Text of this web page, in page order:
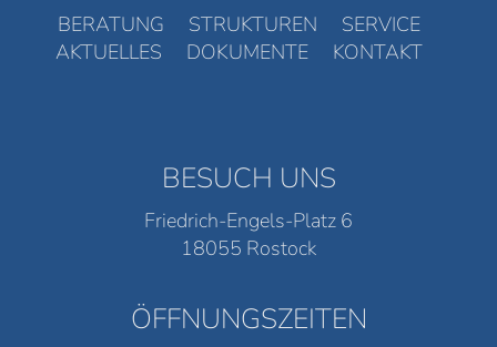
BERATUNG STRUKTUREN
SERVICE
AKTUELLES
DOKUMENTE KONTAKT
BESUCH UNS
Friedrich-Engels-Platz 6
18055 Rostock
ÖFFNUNGSZEITEN